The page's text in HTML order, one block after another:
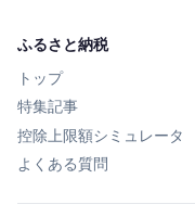
ふるさと納税
トップ
特集記事
控除上限額シミュレータ
よくある質問